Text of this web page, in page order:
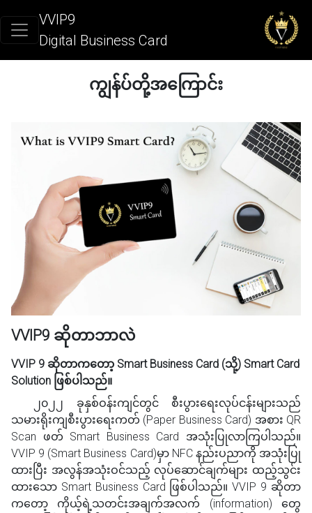
VVIP9
Digital Business Card
ကျွန်ပ်တို့အကြောင်း
VVIP9 ဆိုတာဘာလဲ
VVIP 9 ဆိုတာကတော့ Smart Business Card (သို့) Smart Card
Solution ဖြစ်ပါသည်။
၂၀၂၂ ခုနှစ်ဝန်းကျင်တွင် စီးပွားရေးလုပ်ငန်းများသည်
သမားရိုးကျစီးပွားရေးကတ် (Paper Business Card) အစား QR
Scan ဖတ် Smart Business Card အသုံးပြုလာကြပါသည်။
VVIP 9 (Smart Business Card)မှာ NFC နည်း‌ပညာကို အသုံးပြု
ထားပြီး အလွန်အသုံးဝင်သည့် လုပ်ဆောင်ချက်များ ထည့်သွင်း
ထားသော Smart Business Card ဖြစ်ပါသည်။ VVIP 9 ဆိုတာ
ကတော့ ကိုယ့်ရဲ့သတင်းအချက်အလက် (information) တွေ